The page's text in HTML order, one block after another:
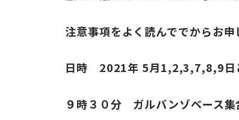
注意事項をよく読んででからお申
日時 2021年 5月1,2,3,7,8,9日
９時３０分 ガルバンゾベース集